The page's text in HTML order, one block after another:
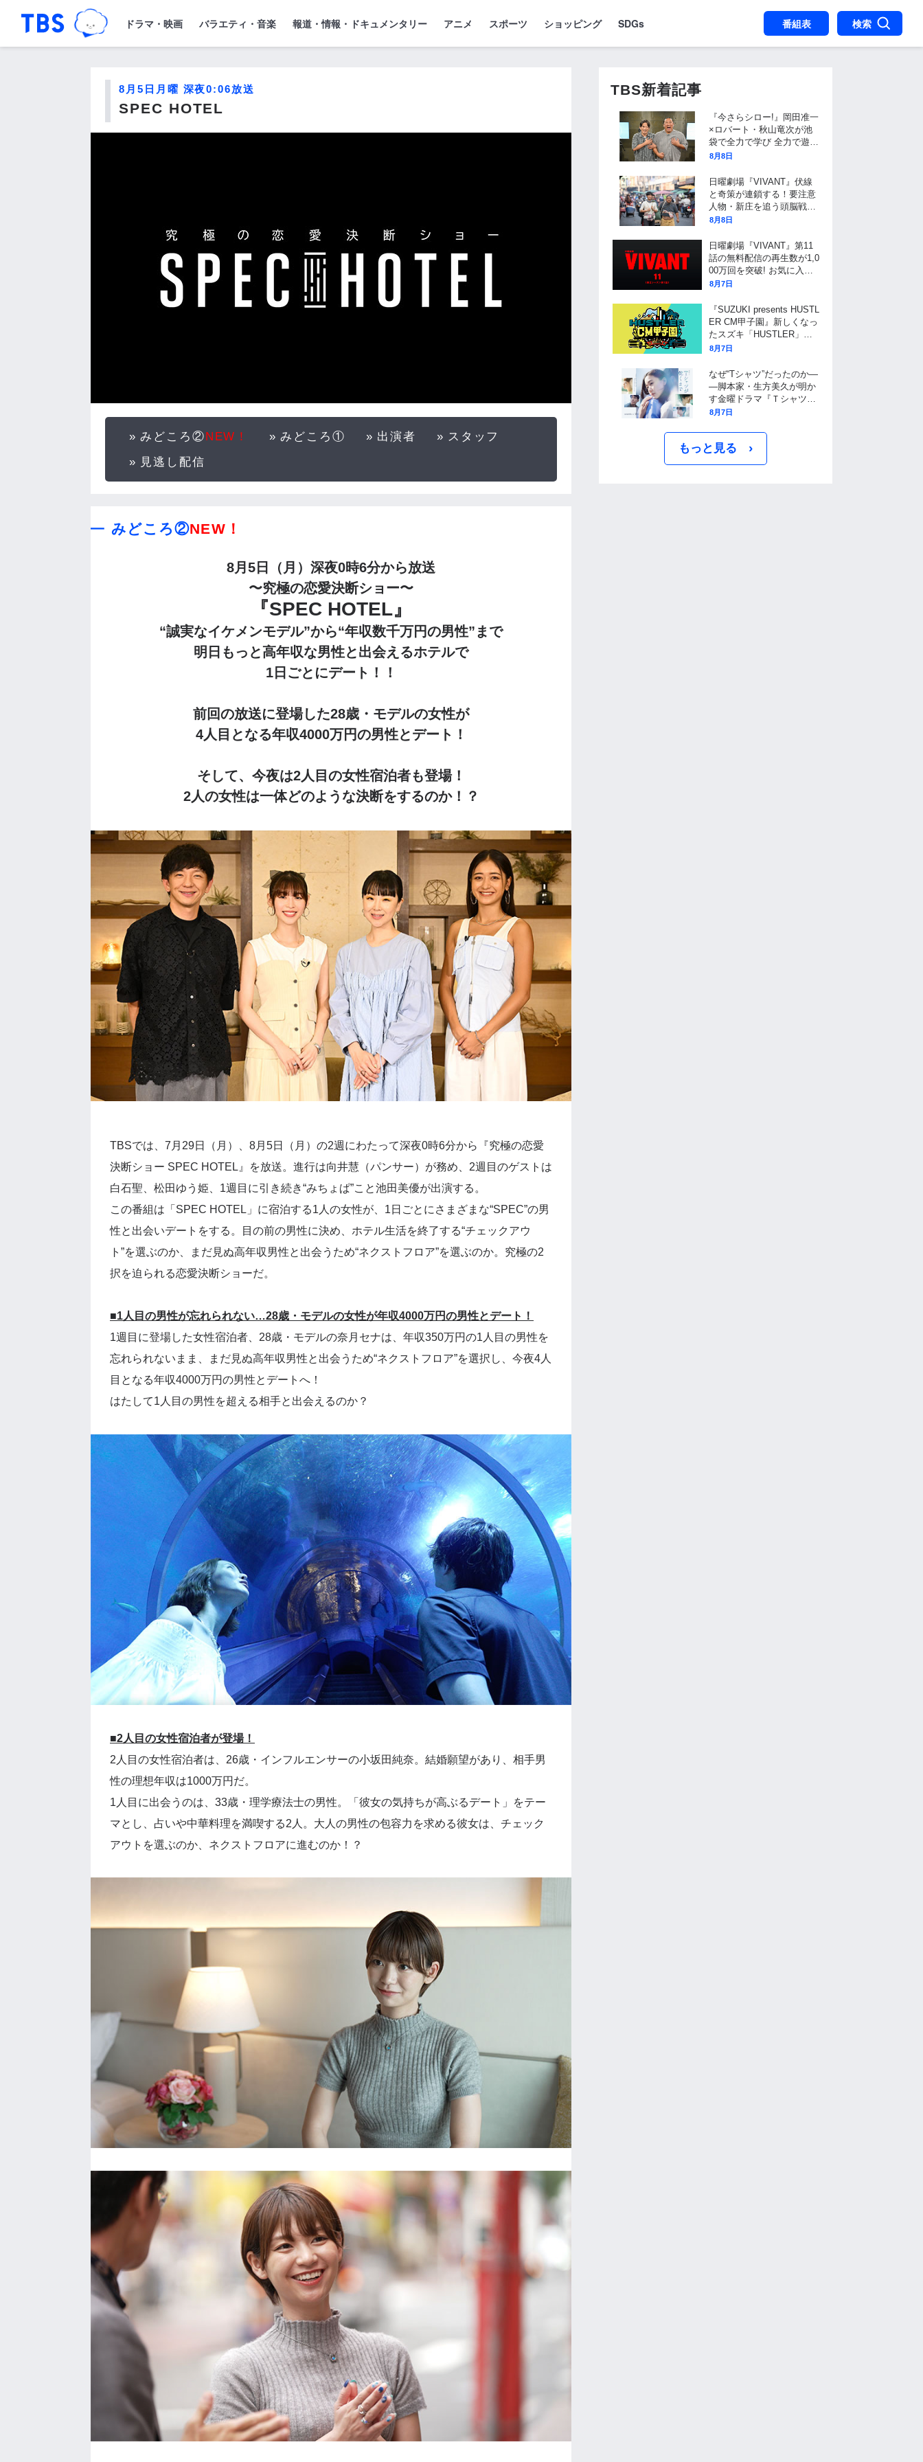
「TBSテレビ｜ときめくときを。」トップページ
ドラマ・映画 バラエティ・音楽 報道・情報・ドキュメンタリー アニメ スポーツ ショッピング SDGs 番組表 検索
8月5日月曜 深夜0:06放送
SPEC HOTEL
みどころ②NEW！ みどころ① 出演者
スタッフ
見逃し配信
みどころ②NEW！
8月5日（月）深夜0時6分から放送
〜究極の恋愛決断ショー〜
『SPEC HOTEL』
“誠実なイケメンモデル”から“年収数千万円の男性”まで
明日もっと高年収な男性と出会えるホテルで
1日ごとにデート！！
前回の放送に登場した28歳・モデルの女性が
4人目となる年収4000万円の男性とデート！
そして、今夜は2人目の女性宿泊者も登場！
2人の女性は一体どのような決断をするのか！？
TBSでは、7月29日（月）、8月5日（月）の2週にわたって深夜0時6分から『究極の恋愛
決断ショー SPEC HOTEL』を放送。進行は向井慧（パンサー）が務め、2週目のゲストは
白石聖、松田ゆう姫、1週目に引き続き“みちょぱ”こと池田美優が出演する。
この番組は「SPEC HOTEL」に宿泊する1人の女性が、1日ごとにさまざまな“SPEC”の男
性と出会いデートをする。目の前の男性に決め、ホテル生活を終了する“チェックアウ
ト”を選ぶのか、まだ見ぬ高年収男性と出会うため“ネクストフロア”を選ぶのか。究極の2
択を迫られる恋愛決断ショーだ。
■1人目の男性が忘れられない…28歳・モデルの女性が年収4000万円の男性とデート！
1週目に登場した女性宿泊者、28歳・モデルの奈月セナは、年収350万円の1人目の男性を
忘れられないまま、まだ見ぬ高年収男性と出会うため“ネクストフロア”を選択し、今夜4人
目となる年収4000万円の男性とデートへ！
はたして1人目の男性を超える相手と出会えるのか？
■2人目の女性宿泊者が登場！
2人目の女性宿泊者は、26歳・インフルエンサーの小坂田純奈。結婚願望があり、相手男
性の理想年収は1000万円だ。
1人目に出会うのは、33歳・理学療法士の男性。「彼女の気持ちが高ぶるデート」をテー
マとし、占いや中華料理を満喫する2人。大人の男性の包容力を求める彼女は、チェック
アウトを選ぶのか、ネクストフロアに進むのか！？
TBS新着記事
『今さらシロー!』岡田准一
×ロバート・秋山竜次が池
袋で全力で学び 全力で遊
ぶ!永尾柚乃とサンシャイン
フォーマンスに初挑戦!
8月8日
日曜劇場『VIVANT』伏線
と奇策が連鎖する！要注意
人物・新庄を追う頭脳戦と
長野専務の謎を「アフター
8月8日
日曜劇場『VIVANT』第11
話の無料配信の再生数が1,0
00万回を突破! お気に入り
登録者数も300万超えで歴
らは第13話を放送!!
8月7日
『SUZUKI presents HUSTL
ER CM甲子園』新しくなっ
たスズキ「HUSTLER」の
広告動画を日本全国から大
8月7日
なぜ“Tシャツ”だったのか―
―脚本家・生方美久が明か
す金曜ドラマ『Ｔシャツが
乾くまで』タイトル決定の
ニークな視点
8月7日
もっと見る ›